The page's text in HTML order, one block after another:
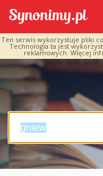
Ten serwis wykorzystuje pliki
Technologia ta jest
reklamowych. Więcej